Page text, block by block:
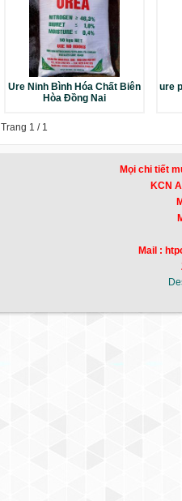
Ure Ninh Bình Hóa Chất Biên
Hòa Đồng Nai
ure
Trang 1 / 1
Mọi chi tiết
KCN
Mail :